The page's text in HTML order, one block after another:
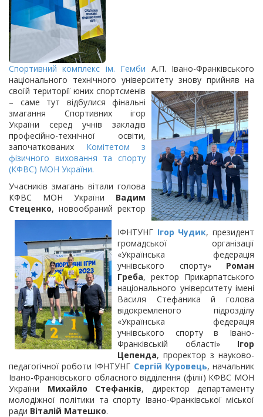
Спортивний комплекс ім. Гемби А.П. Івано-Франківського
національного технічного університету знову прийняв на
своїй території юних спортсменів
– саме тут відбулися фінальні
змагання Спортивних ігор
України серед учнів закладів
професійно-технічної освіти,
започаткованих Комітетом з
фізичного виховання та спорту
(КФВС) МОН України.
Учасників змагань вітали голова
КФВС МОН України Вадим
Стеценко, новообраний ректор
ІФНТУНГ Ігор Чудик, президент
громадської організації
«Українська федерація
учнівського спорту» Роман
Греба, ректор Прикарпатського
національного університету імені
Василя Стефаника й голова
відокремленого підрозділу
«Українська федерація
учнівського спорту в Івано-
Франківській області» Ігор
Цепенда, проректор з науково-
педагогічної роботи ІФНТУНГ Сергій Куровець, начальник
Івано-Франківського обласного відділення (філії) КФВС МОН
України Михайло Стефанків, директор департаменту
молодіжної політики та спорту Івано-Франківської міської
ради Віталій Матешко.